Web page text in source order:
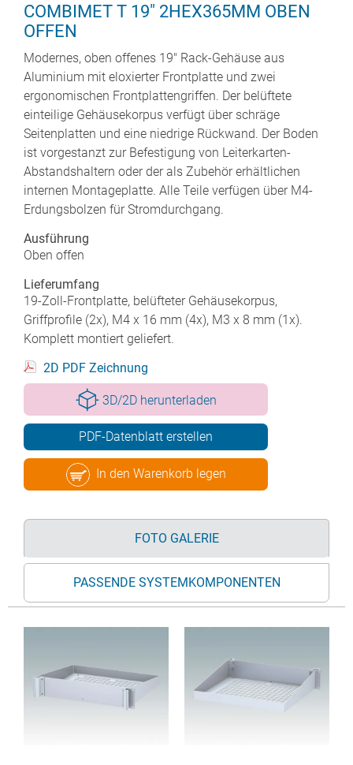
COMBIMET T 19" 2HEX365MM OBEN
OFFEN
Modernes, oben offenes 19" Rack-Gehäuse aus
Aluminium mit eloxierter Frontplatte und zwei
ergonomischen Frontplattengriffen. Der belüftete
einteilige Gehäusekorpus verfügt über schräge
Seitenplatten und eine niedrige Rückwand. Der Boden
ist vorgestanzt zur Befestigung von Leiterkarten-
Abstandshaltern oder der als Zubehör erhältlichen
internen Montageplatte. Alle Teile verfügen über M4-
Erdungsbolzen für Stromdurchgang.
Ausführung
Oben offen
Lieferumfang
19-Zoll-Frontplatte, belüfteter Gehäusekorpus,
Griffprofile (2x), M4 x 16 mm (4x), M3 x 8 mm (1x).
Komplett montiert geliefert.
2D PDF Zeichnung
3D/2D herunterladen
PDF-Datenblatt erstellen
In den Warenkorb legen
FOTO GALERIE
PASSENDE SYSTEMKOMPONENTEN